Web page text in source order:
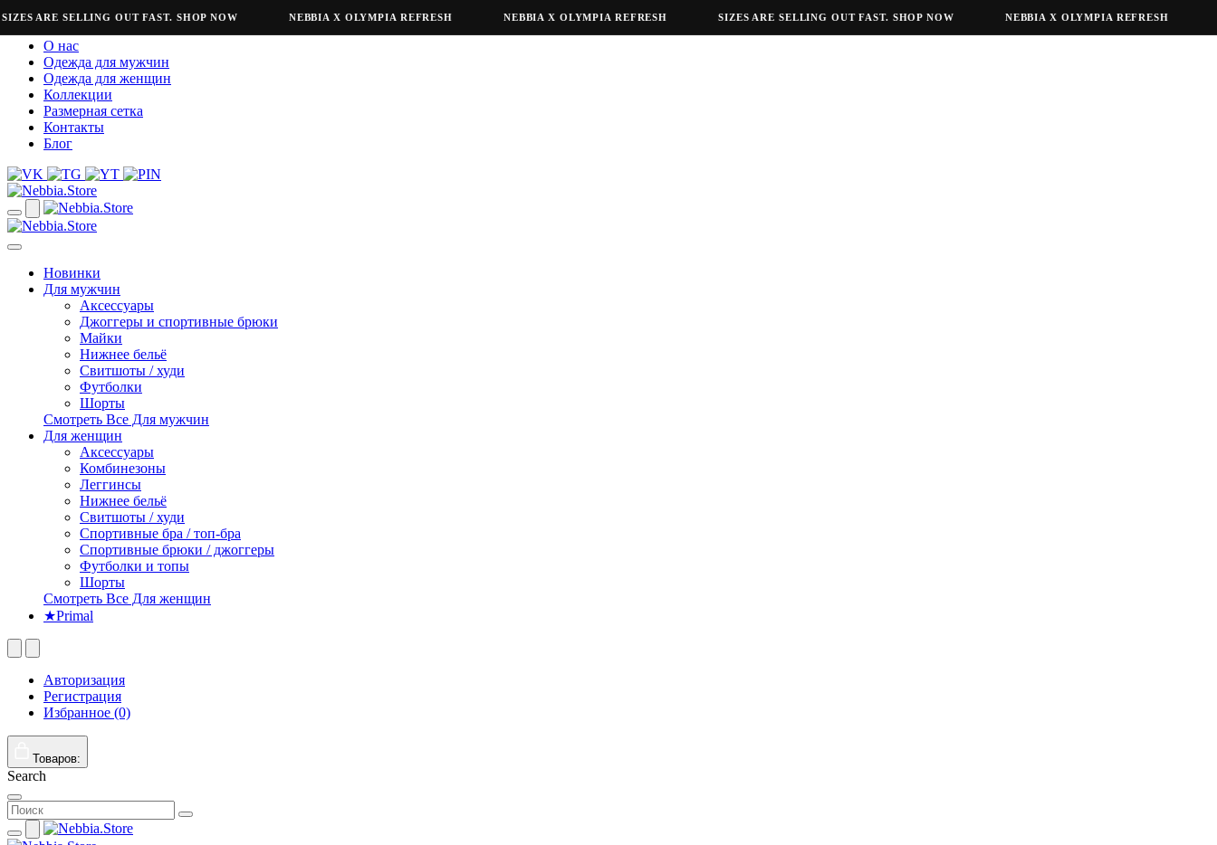
ARE SELLING OUT FAST. SHOP NOW NEBBIA X OLYMPIA REFRESH NEBBIA X OLYMPIA REFRESH SIZES ARE SELLING OUT FAST. SHOP NOW NEBBIA X OLYMPIA REFRESH
О нас
Одежда для мужчин
Одежда для женщин
Коллекции
Размерная сетка
Контакты
Блог
Новинки
Для мужчин
Аксессуары
Джоггеры и спортивные брюки
Майки
Нижнее бельё
Свитшоты / худи
Футболки
Шорты
Смотреть Все Для мужчин
Для женщин
Аксессуары
Комбинезоны
Леггинсы
Нижнее бельё
Свитшоты / худи
Спортивные бра / топ-бра
Спортивные брюки / джоггеры
Футболки и топы
Шорты
Смотреть Все Для женщин
★Primal
Авторизация
Регистрация
Избранное (0)
Товаров:
Search